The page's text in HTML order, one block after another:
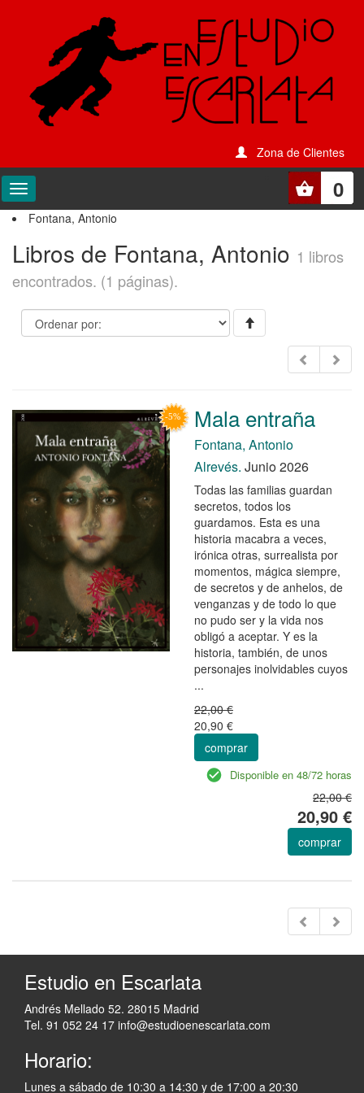
Zona de Clientes
0
Fontana, Antonio
Libros de Fontana, Antonio 1 libros
encontrados. (1 páginas).
Mala entraña
Fontana, Antonio
Alrevés. Junio 2026
Todas las familias guardan
secretos, todos los
guardamos. Esta es una
historia macabra a veces,
irónica otras, surrealista por
momentos, mágica siempre,
de secretos y de anhelos, de
venganzas y de todo lo que
no pudo ser y la vida nos
obligó a aceptar. Y es la
historia, también, de unos
personajes inolvidables cuyos
...
22,00 €
20,90 €
comprar
Disponible en 48/72 horas
22,00 €
20,90 €
comprar
Estudio en Escarlata
Andrés Mellado 52. 28015 Madrid
Tel. 91 052 24 17 info@estudioenescarlata.com
Horario:
Lunes a sábado de 10:30 a 14:30 y de 17:00 a 20:30